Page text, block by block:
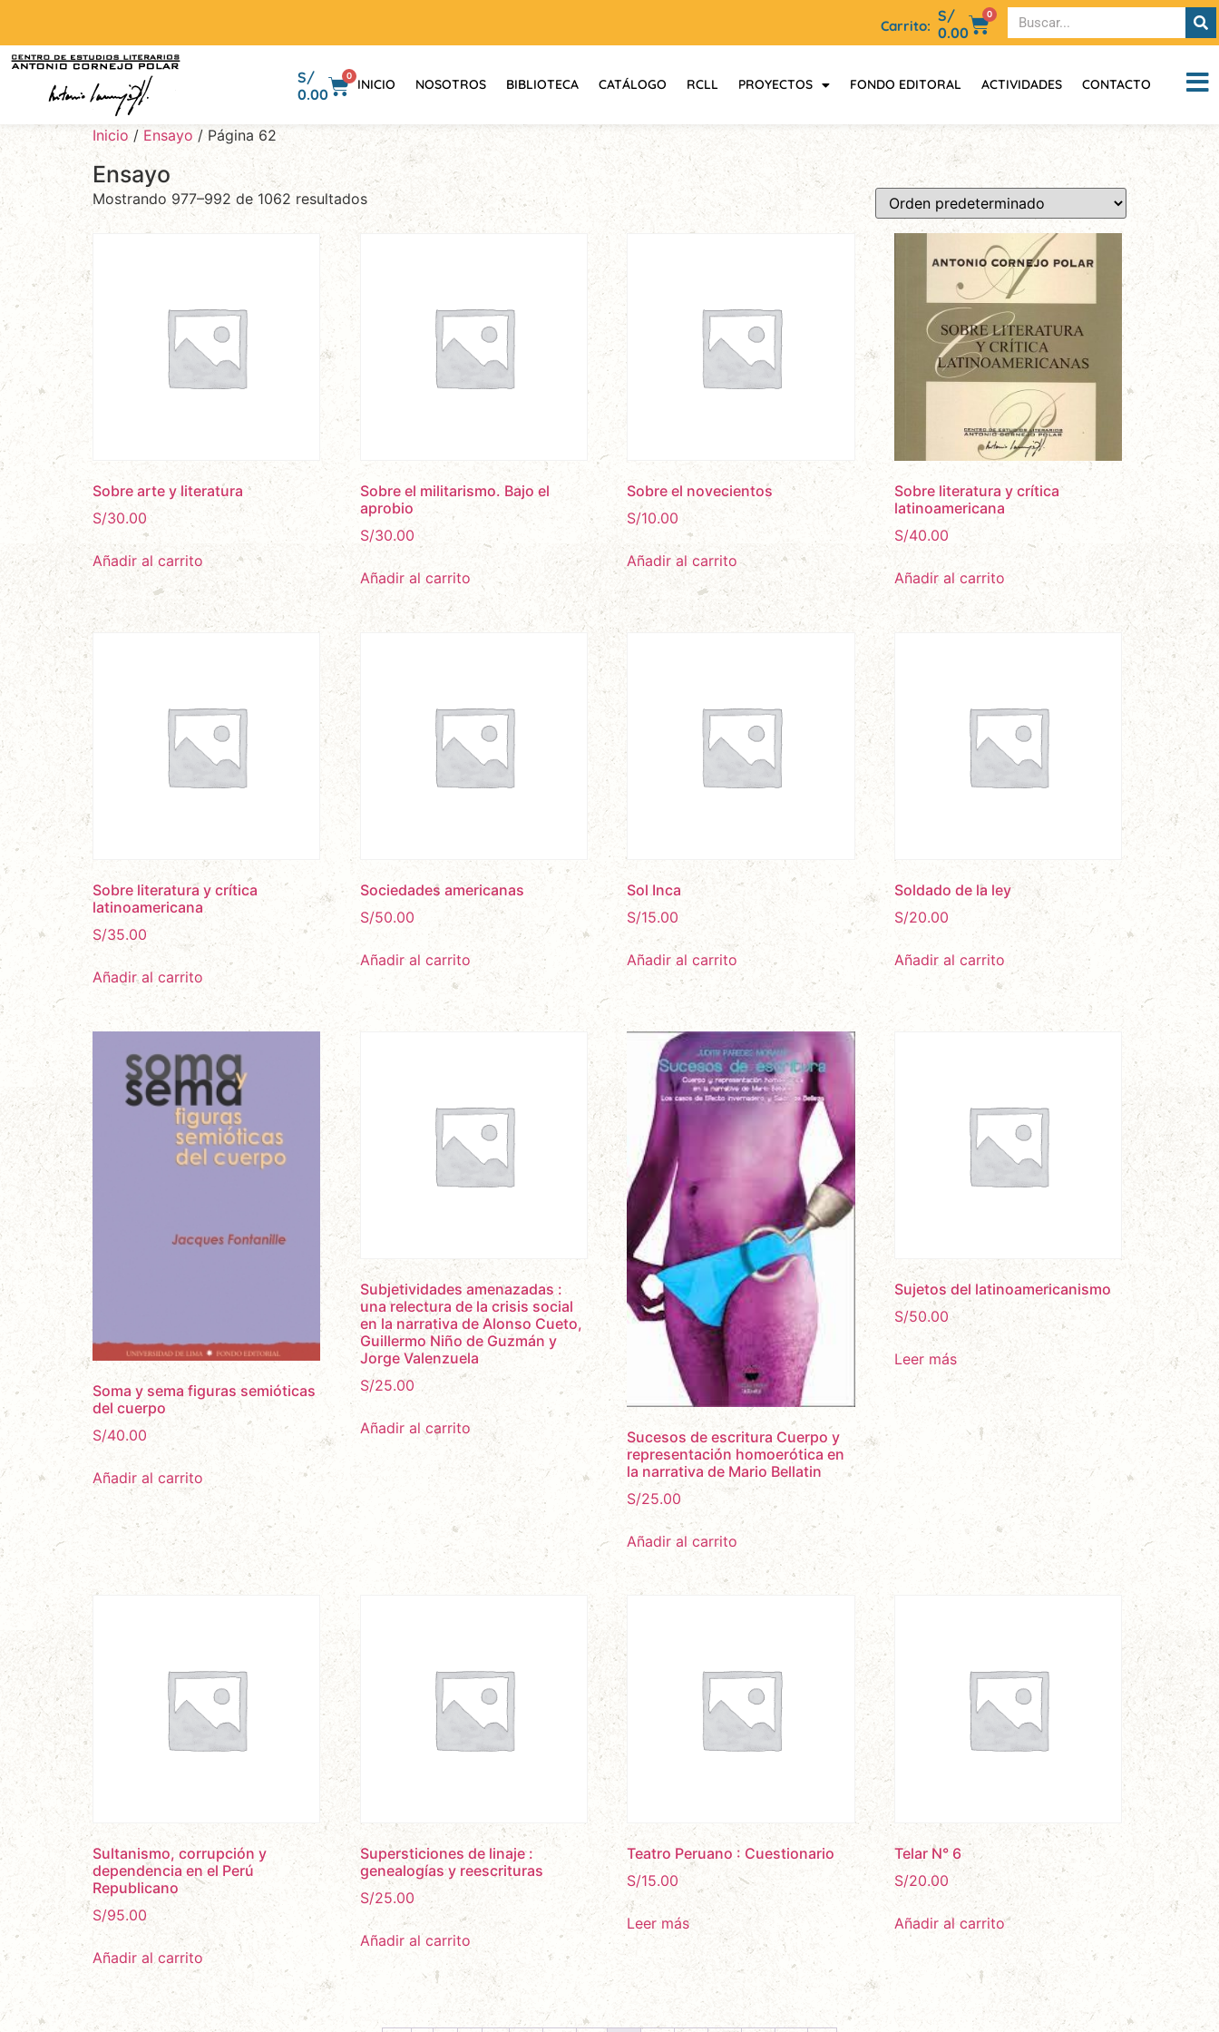
Carrito:
S/
0.00
0
S/
0.00
0
INICIO NOSOTROS BIBLIOTECA CATÁLOGO RCLL PROYECTOS FONDO EDITORAL ACTIVIDADES CONTACTO
Inicio / Ensayo / Página 62
Ensayo
Mostrando 977–992 de 1062 resultados
Sobre arte y literatura
S/30.00
Añadir al carrito
Sobre el militarismo. Bajo el
aprobio
S/30.00
Añadir al carrito
Sobre el novecientos
S/10.00
Añadir al carrito
Sobre literatura y crítica
latinoamericana
S/40.00
Añadir al carrito
Sobre literatura y crítica
latinoamericana
S/35.00
Añadir al carrito
Sociedades americanas
S/50.00
Añadir al carrito
Sol Inca
S/15.00
Añadir al carrito
Soldado de la ley
S/20.00
Añadir al carrito
Soma y sema figuras semióticas
del cuerpo
S/40.00
Añadir al carrito
Subjetividades amenazadas :
una relectura de la crisis social
en la narrativa de Alonso Cueto,
Guillermo Niño de Guzmán y
Jorge Valenzuela
S/25.00
Añadir al carrito
Sucesos de escritura Cuerpo y
representación homoerótica en
la narrativa de Mario Bellatin
S/25.00
Añadir al carrito
Sujetos del latinoamericanismo
S/50.00
Leer más
Sultanismo, corrupción y
dependencia en el Perú
Republicano
S/95.00
Añadir al carrito
Supersticiones de linaje :
genealogías y reescrituras
S/25.00
Añadir al carrito
Teatro Peruano : Cuestionario
S/15.00
Leer más
Telar N° 6
S/20.00
Añadir al carrito